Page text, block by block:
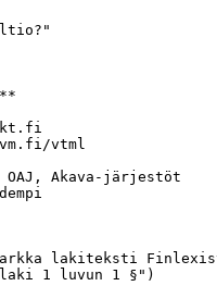
vtml
OAJ, Akava-järjestöt
lakiteksti
1 luvun 1 §")